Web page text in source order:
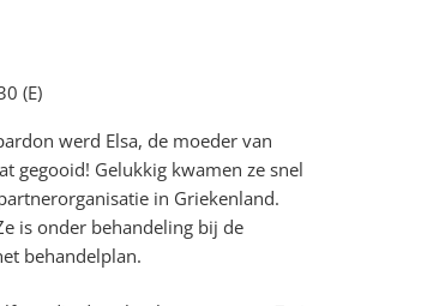
(E)
werd Elsa, de moeder van
gegooid! Gelukkig kwamen ze snel
in Griekenland.
is onder behandeling bij de
behandelplan.